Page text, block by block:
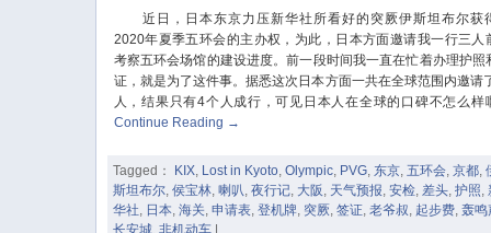
近日，日本东京力压新华社所看好的突厥伊斯坦布尔获
2020年夏季五环会的主办权，为此，日本方面邀请我一行三人
考察五环会场馆的建设进度。前一段时间我一直在忙着办理护照
证，就是为了这件事。据悉这次日本方面一共在全球范围内邀请
人，结果只有4个人成行，可见日本人在全球的口碑不怎么样
Continue Reading →
Tagged： KIX Lost in Kyoto ,Olympic PVG 东京 ,五环会 ,京都 ,
斯坦布尔 ,侯宝林 ,喇叭 ,夜行记 大阪 天气预报 ,安检 差头 ,护照
华社
日本 ,海关 ,申请表 ,登机牌 突厥 ,签证 ,老爷叔 起步费 ,轰鸣
长安城 ,非机动车 |